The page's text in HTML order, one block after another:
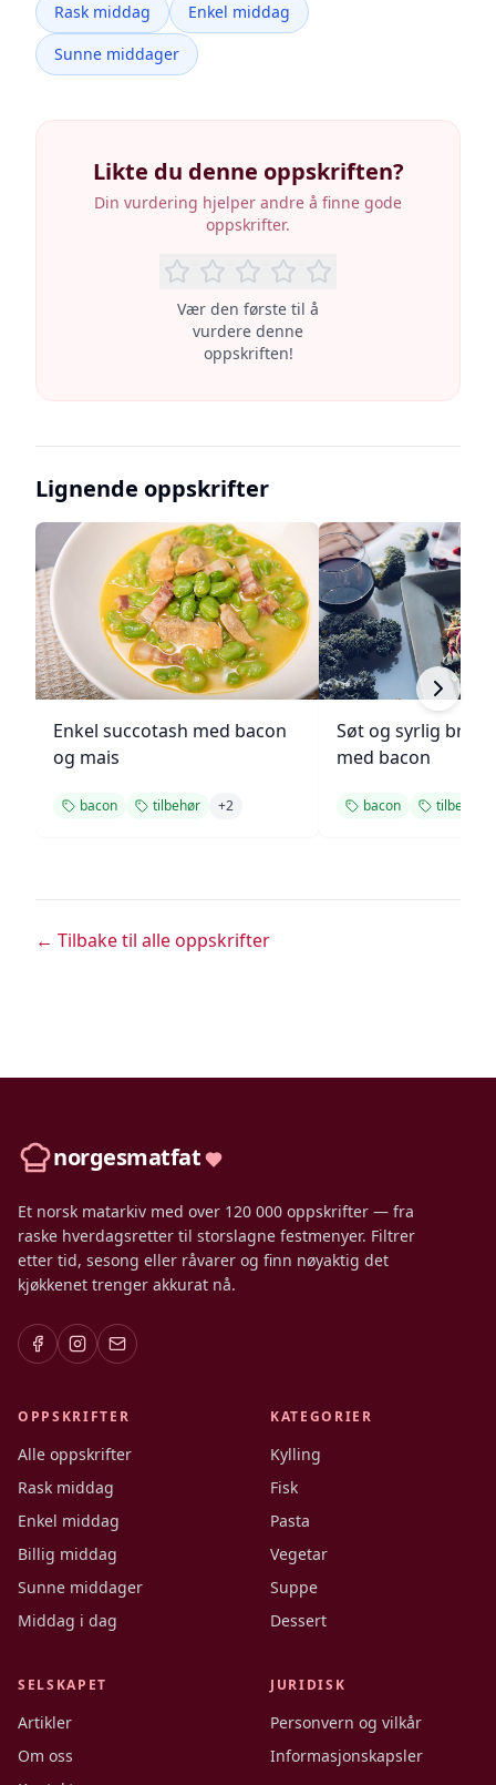
Rask middag
Enkel middag
Sunne middager
Likte du denne oppskriften?
Din vurdering hjelper andre å finne gode
oppskrifter.
Vær den første til å
vurdere denne
oppskriften!
Lignende oppskrifter
Enkel succotash med bacon
og mais
bacon tilbehør +2
Søt og syrlig
med bacon
bacon tilbehør
← Tilbake til alle oppskrifter
norgesmatfat
Et norsk matarkiv med over 120 000 oppskrifter — fra
raske hverdagsretter til storslagne festmenyer. Filtrer
etter tid, sesong eller råvarer og finn nøyaktig det
kjøkkenet trenger akkurat nå.
OPPSKRIFTER
Alle oppskrifter
Rask middag
Enkel middag
Billig middag
Sunne middager
Middag i dag
KATEGORIER
Kylling
Fisk
Pasta
Vegetar
Suppe
Dessert
SELSKAPET
Artikler
Om oss
JURIDISK
Personvern og vilkår
Informasjonskapsler